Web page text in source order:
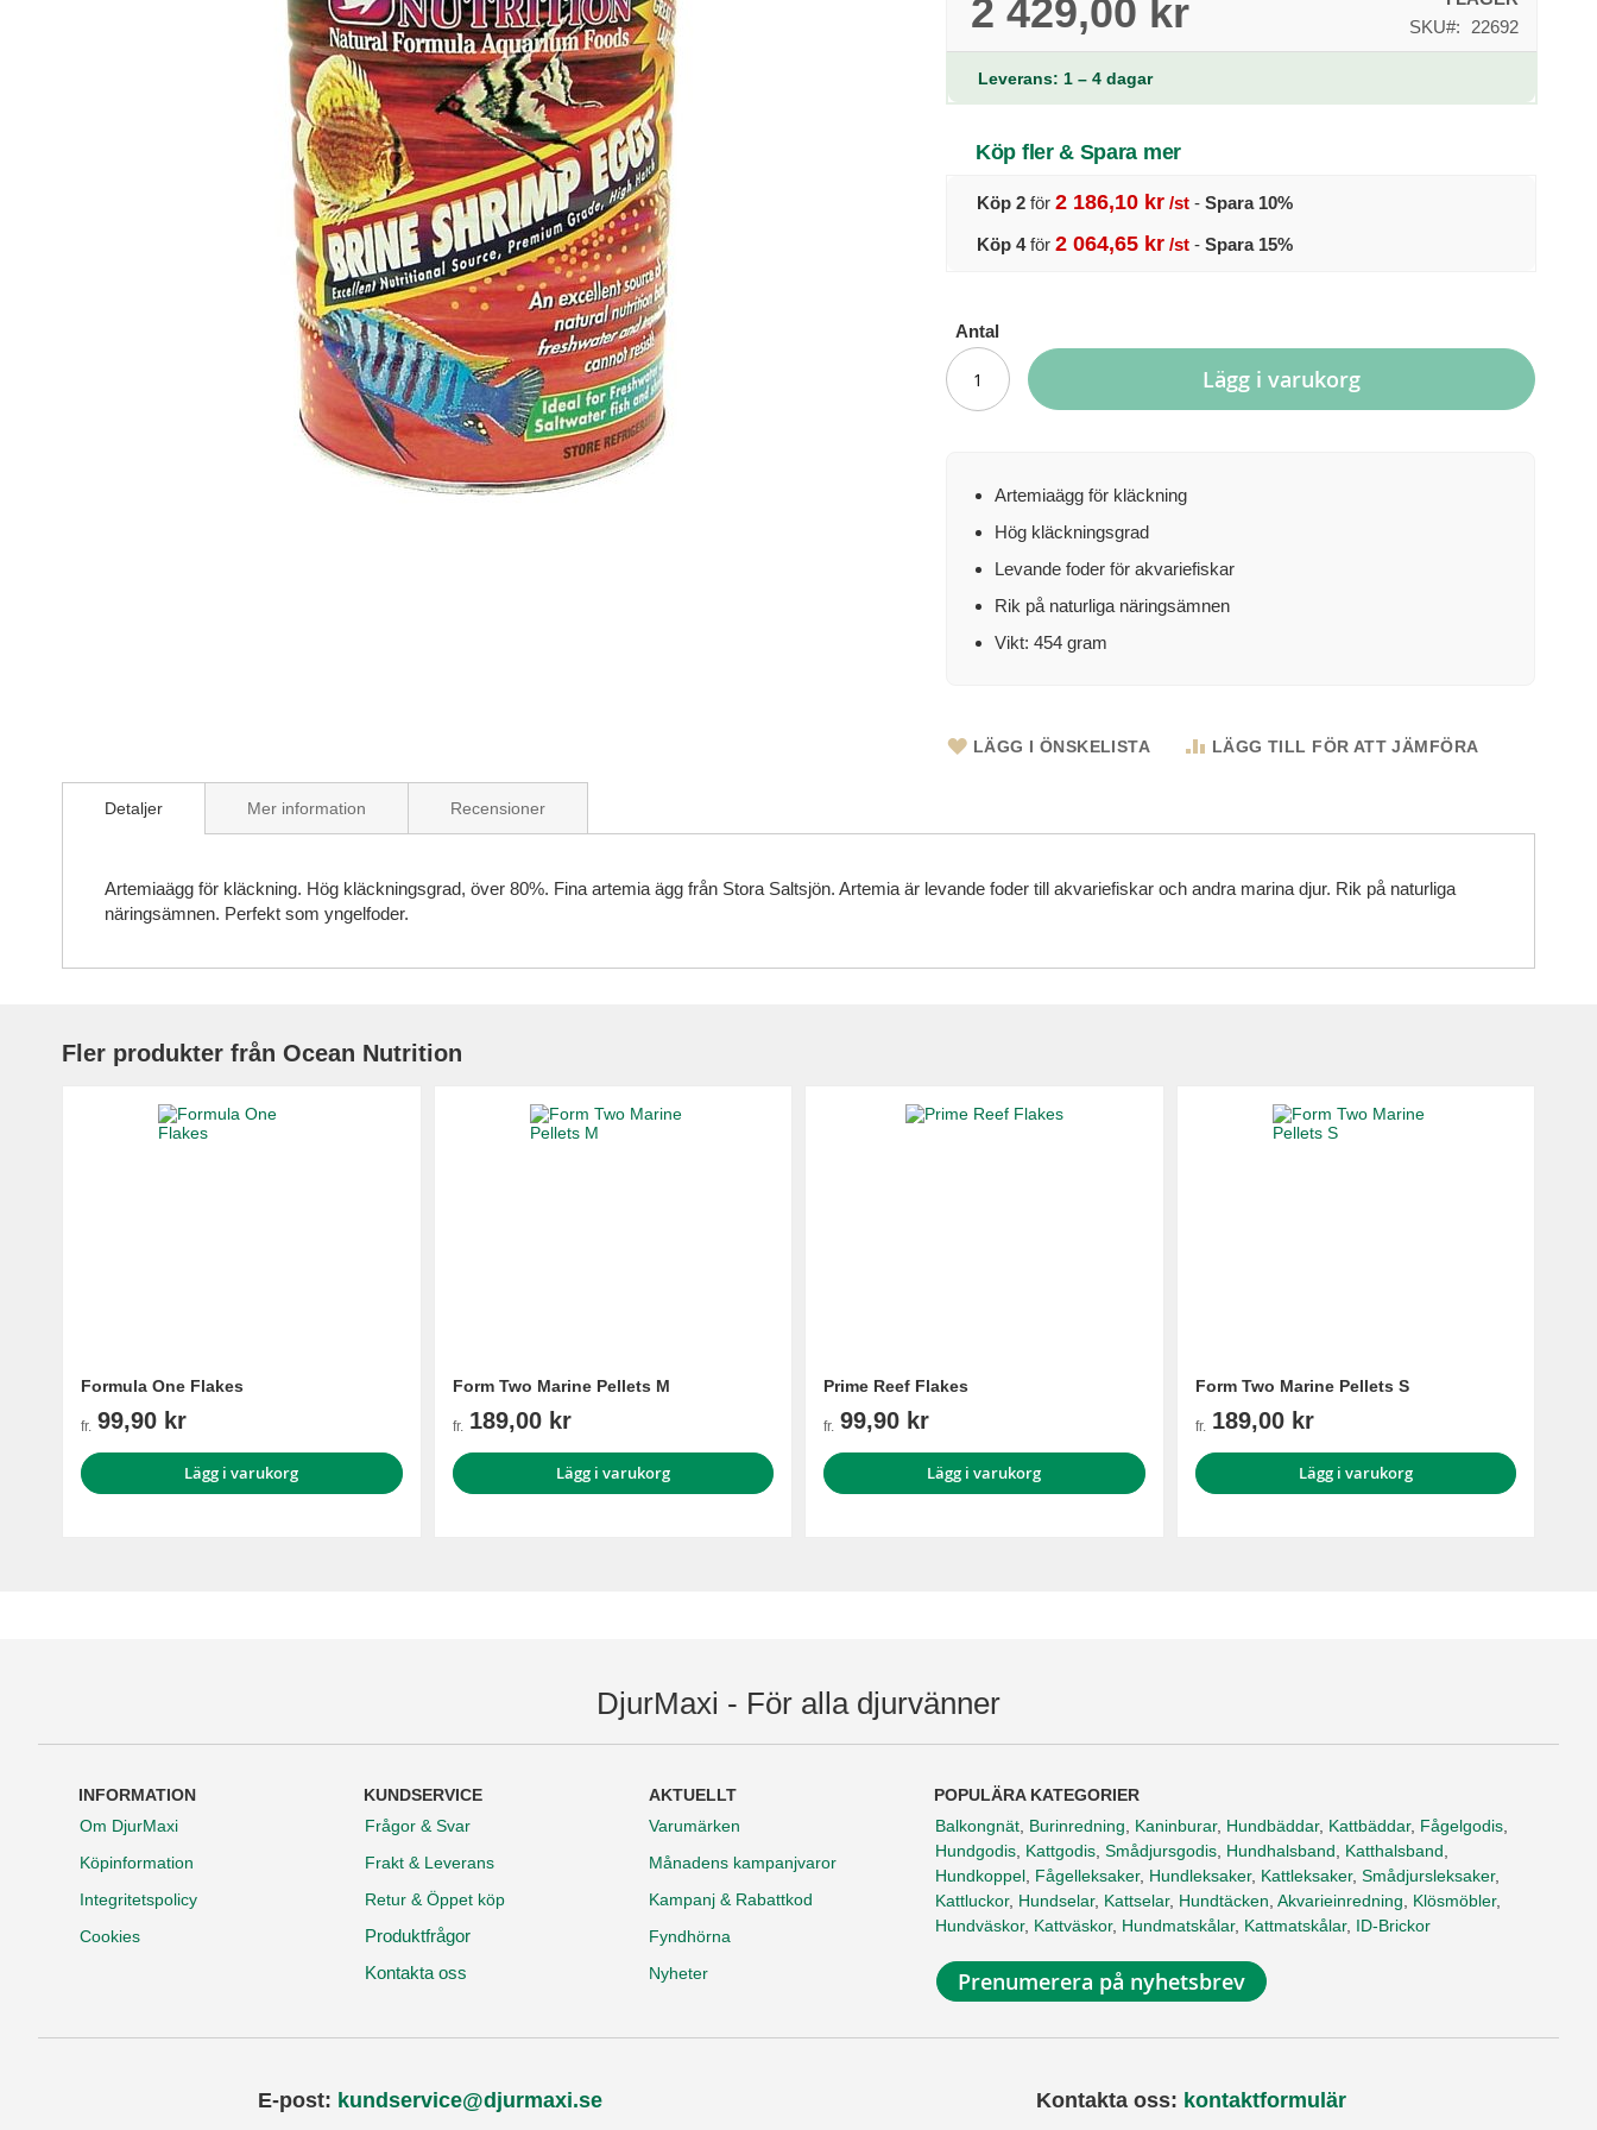
gallery
2 429,00 kr
SKU
22692
Leverans: 1 – 4 dagar
Köp fler & Spara mer
Köp 2 för 2 186,10 kr /st - Spara10%
Köp 4för 2 064,65 kr /st - Spara15%
Antal
Lägg i varukorg
Artemiaägg för kläckning
Hög kläckningsgrad
Levande foder för akvariefiskar
Rik på naturliga näringsämnen
Vikt: 454 gram
LÄGG I ÖNSKELISTA LÄGG TILL FÖR ATT JÄMFÖRA
Detaljer
Artemiaägg för kläckning. Hög kläckningsgrad, över 80%. Fina artemia ägg från Stora Saltsjön. Artemia är levande foder till akvariefiskar och andra marina djur. Rik på naturliga
näringsämnen. Perfekt som yngelfoder.
Mer information Recensioner
Fler produkter från Ocean Nutrition
Formula One Flakes
fr. 99,90 kr
Lägg i varukorg
Form Two Marine Pellets M
fr. 189,00 kr
Lägg i varukorg
Prime Reef Flakes
fr. 99,90 kr
Lägg i varukorg
Form Two Marine Pellets S
fr. 189,00 kr
Lägg i varukorg
DjurMaxi - För alla djurvänner
INFORMATION
Om DjurMaxi
Köpinformation
Integritetspolicy
Cookies
KUNDSERVICE
Frågor & Svar
Frakt & Leverans
Retur & Öppet köp
Produktfrågor
Kontakta oss
AKTUELLT
Varumärken
Månadens kampanjvaror
Kampanj & Rabattkod
Fyndhörna
Nyheter
POPULÄRA KATEGORIER
Balkongnät Burinredning Kaninburar, Hundbäddar, Kattbäddar, Fågelgodis
Hundgodis Kattgodis Smådjursgodis Hundhalsband Katthalsband
Hundkoppel Fågelleksaker, Hundleksaker, Kattleksaker, Smådjursleksaker,
Kattluckor, Hundselar, Kattselar, Hundtäcken Akvarieinredning Klösmöbler,
Hundväskor, Kattväskor, Hundmatskålar, Kattmatskålar, ID-Brickor
Prenumerera på nyhetsbrev
E-post: kundservice@djurmaxi.se Kontakta oss: kontaktformulär